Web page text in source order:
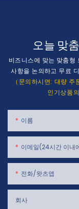
오늘 맞
비즈니스에 맞는 맞춤형
사항을 논의하고 무료
（문의하시면: 대량
인기상품
이름
이메일(24시간 이내
전화/왓츠앱
회사